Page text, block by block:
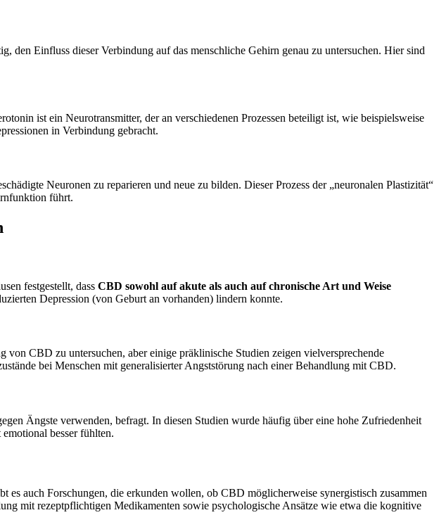
den Einfluss dieser Verbindung auf das menschliche Gehirn genau zu untersuchen. Hier sind
ist ein Neurotransmitter, der an verschiedenen Prozessen beteiligt ist, wie beispielsweise
in Verbindung gebracht.
Neuronen zu reparieren und neue zu bilden. Dieser Prozess der „neuronalen Plastizität“
führt.
festgestellt, dass CBD sowohl auf akute als auch auf chronische Art und Weise
Depression (von Geburt an vorhanden) lindern konnte.
CBD zu untersuchen, aber einige präklinische Studien zeigen vielversprechende
bei Menschen mit generalisierter Angststörung nach einer Behandlung mit CBD.
Ängste verwenden, befragt. In diesen Studien wurde häufig über eine hohe Zufriedenheit
besser fühlten.
auch Forschungen, die erkunden wollen, ob CBD möglicherweise synergistisch zusammen
mit rezeptpflichtigen Medikamenten sowie psychologische Ansätze wie etwa die kognitive